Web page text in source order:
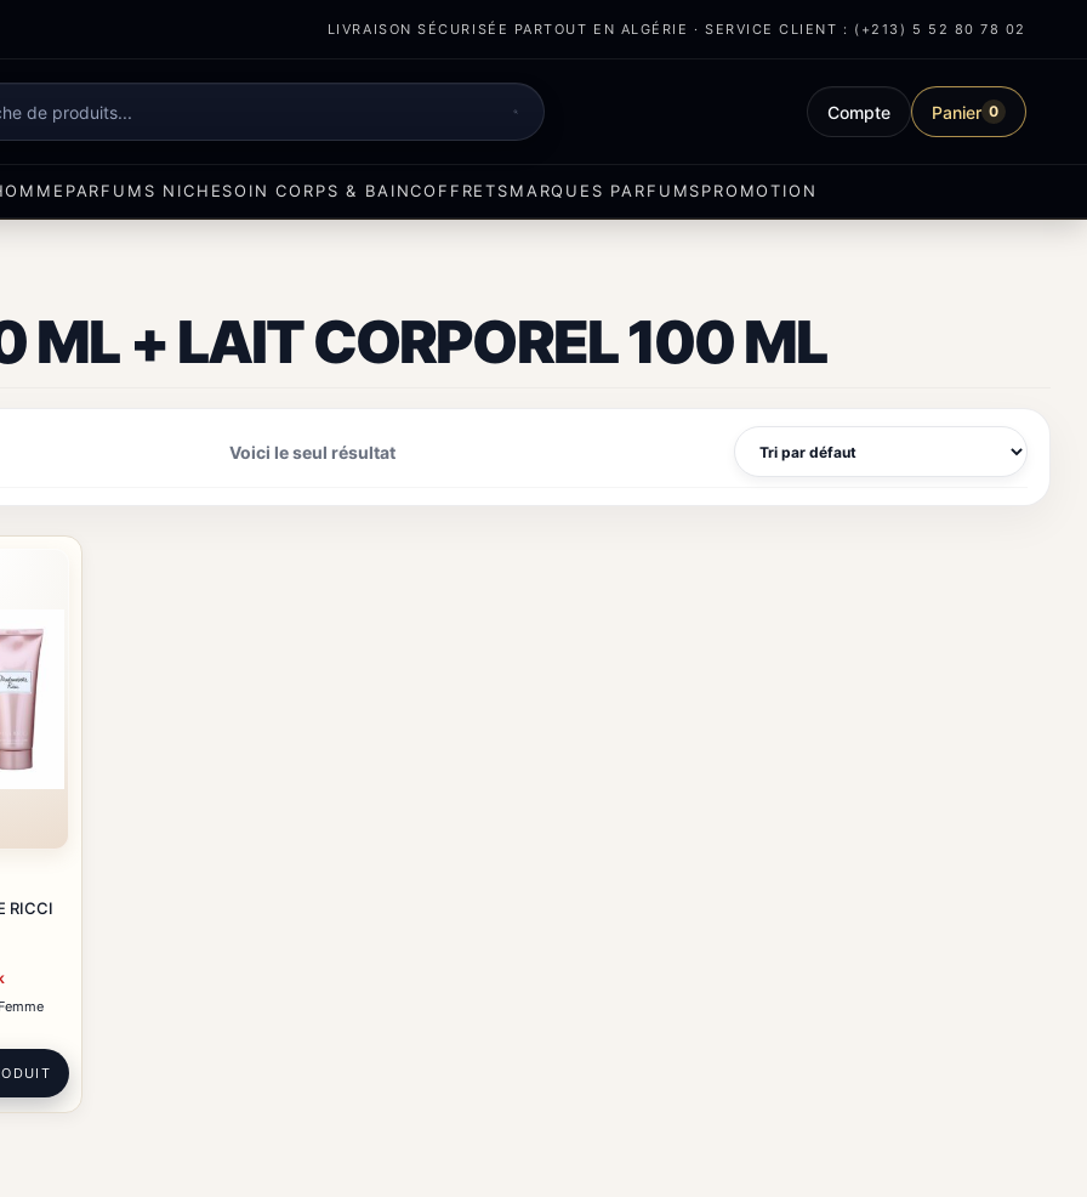
LIVRAISON SÉCURISÉE PARTOUT EN ALGÉRIE · SERVICE CLIENT : (+213) 5 52 80 78 02
Compte Panier 0
PARFUMS NICHESOIN CORPS & BAINCOFFRETSMARQUES PARFUMSPROMOTION
ML + LAIT CORPOREL 100 ML
Voici le seul résultat
RICCI